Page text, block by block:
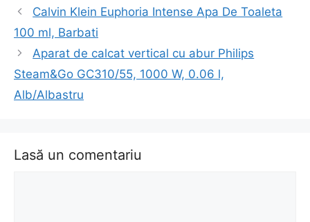
Navigare
în
Calvin Klein Euphoria Intense Apa De Toaleta
100 ml, Barbati
Aparat de calcat vertical cu abur Philips
Steam&Go GC310/55, 1000 W, 0.06 l,
Alb/Albastru
Lasă un comentariu